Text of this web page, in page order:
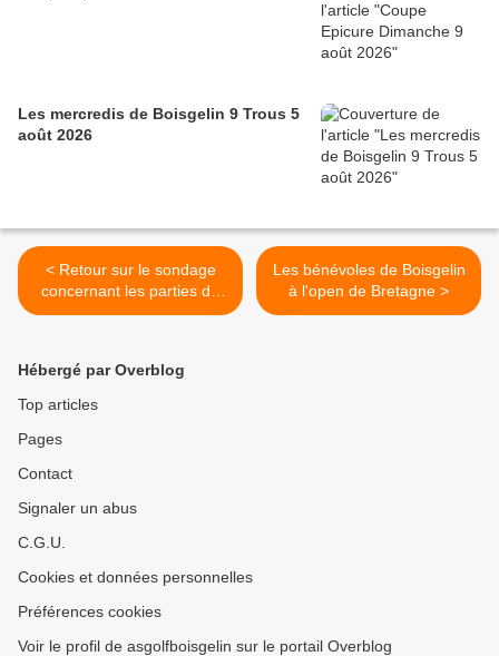
Les mercredis de Boisgelin 9 Trous 5
août 2026
< Retour sur le sondage
concernant les parties du
dimanche
Les bénévoles de Boisgelin
à l'open de Bretagne >
Hébergé par Overblog
Top articles
Pages
Contact
Signaler un abus
C.G.U.
Cookies et données personnelles
Préférences cookies
Voir le profil de asgolfboisgelin sur le portail Overblog